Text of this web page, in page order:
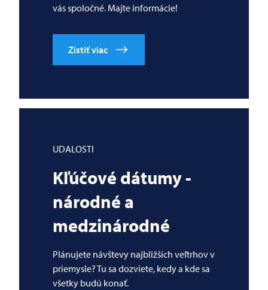
vás spoločné. Majte informácie!
Zistiť viac
UDALOSTI
Kľúčové dátumy -
národné a
medzinárodné
Plánujete návštevy najbližších veľtrhov v
priemysle? Tu sa dozviete, kedy a kde sa
všetky budú konať.